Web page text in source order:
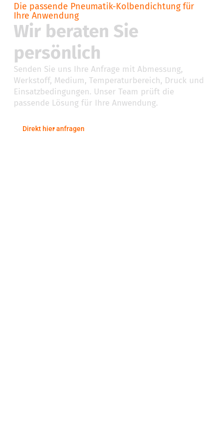
Die passende Pneumatik-Kolbendichtung für
Ihre Anwendung
Wir beraten Sie
persönlich
Senden Sie uns Ihre Anfrage mit Abmessung,
Werkstoff, Medium, Temperaturbereich, Druck und
Einsatzbedingungen. Unser Team prüft die
passende Lösung für Ihre Anwendung.
Direkt hier anfragen